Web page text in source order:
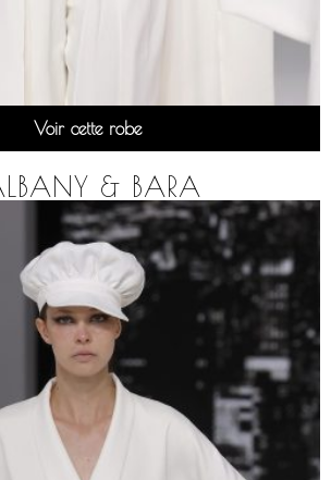
Voir cette robe
& BARA